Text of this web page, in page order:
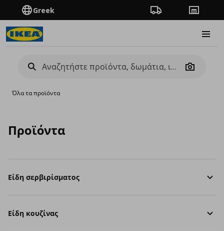
Greek Πορεία παραγγελίας
Camera
Όλα τα προϊόντα
Προϊόντα
Είδη σερβιρίσματος
Είδη κουζίνας